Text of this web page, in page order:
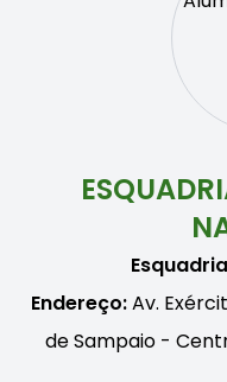
Endereço:Av.
de Sampaio -